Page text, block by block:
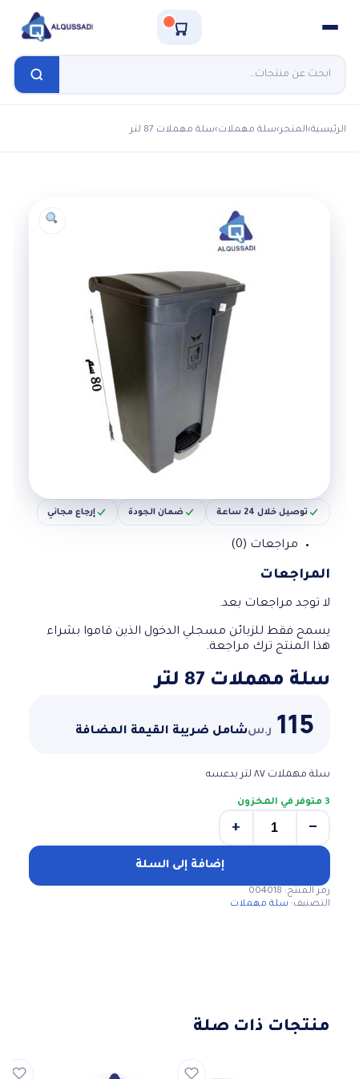
الرئيسية›المتجر›سلة مهملات›سلة مهملات 87 لتر
سلة مهملات 87 لتر
115 ر.سشامل ضريبة القيمة المضافة
سلة مهملات ٨٧ لتر بدعسه
3 متوفر في المخزون
سلة
87
لتر
−
+
إضافة إلى السلة
رمز المنتج: 004018
التصنيف: سلة مهملات
توصيل خلال 24 ساعة ضمان الجودة إرجاع مجاني
مراجعات (0)
المراجعات
لا توجد مراجعات بعد.
يسمح فقط للزبائن مسجلي الدخول الذين قاموا بشراء
هذا المنتج ترك مراجعة.
منتجات ذات صلة